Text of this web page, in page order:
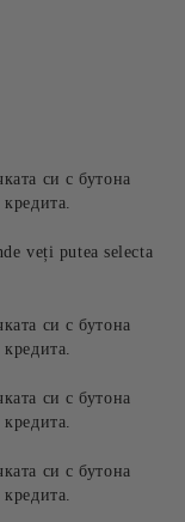
си с бутона
veți putea selecta
си с бутона
си с бутона
си с бутона